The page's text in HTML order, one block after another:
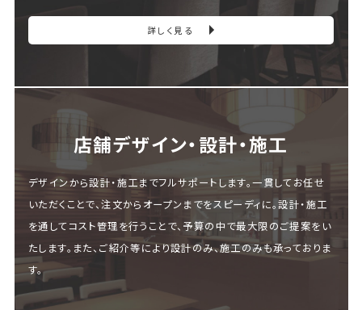
詳しく見る
店舗デザイン・設計・施⼯
デザインから設計・施工までフルサポートします。一貫してお任せ
いただくことで、注文からオープンまでをスピーディに。設計・施工
を通してコスト管理を行うことで、予算の中で最大限のご提案をい
たします。また、ご紹介等により設計のみ、施工のみも承っておりま
す。